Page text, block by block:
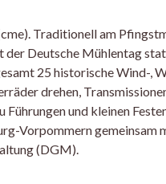
Traditionell am
der Deutsche Mühlentag
25 historische Wind-,
drehen,
Führungen und kleinen
Vorpommern gemeinsam
(DGM).